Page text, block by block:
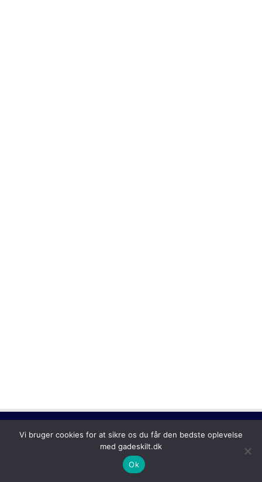
Copyright © 2026 Gadeskilt
Vi bruger cookies for at sikre os du får den bedste oplevelse
med gadeskilt.dk
Ok